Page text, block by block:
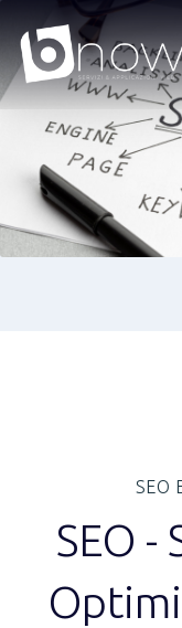
SEO
SEO -